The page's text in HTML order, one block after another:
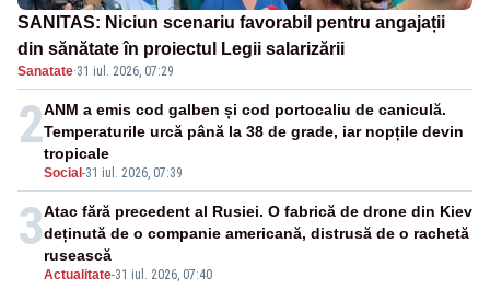
SANITAS: Niciun scenariu favorabil pentru angajații
din sănătate în proiectul Legii salarizării
Sanatate·31 iul. 2026, 07:29
2
Social -31 iul. 2026, 07:39
ANM a emis cod galben și cod portocaliu de caniculă.
Temperaturile urcă până la 38 de grade, iar nopțile devin
tropicale
3
Actualitate-31 iul. 2026, 07:40
Atac fără precedent al Rusiei. O fabrică de drone din Kiev
deținută de o companie americană, distrusă de o rachetă
rusească